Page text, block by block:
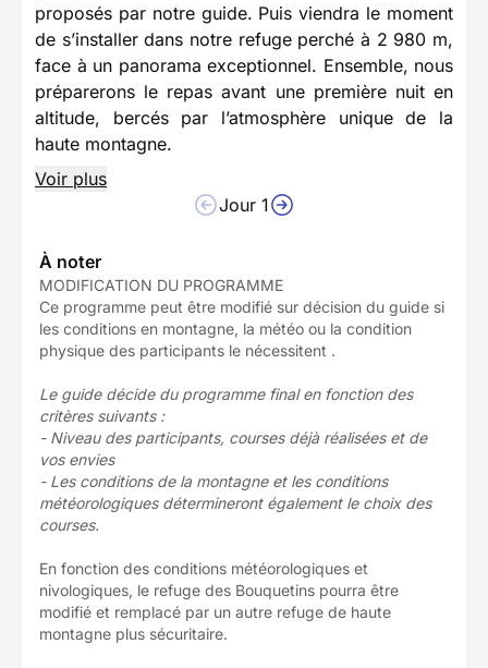
proposés par notre guide. Puis viendra le moment
de s’installer dans notre refuge perché à 2 980 m,
face à un panorama exceptionnel. Ensemble, nous
préparerons le repas avant une première nuit en
altitude, bercés par l’atmosphère unique de la
haute montagne.
Voir plus
Jour 1
À noter
MODIFICATION DU PROGRAMME
Ce programme peut être modifié sur décision du guide si
les conditions en montagne, la météo ou la condition
physique des participants le nécessitent .
Le guide décide du programme final en fonction des
critères suivants :
- Niveau des participants, courses déjà réalisées et de
vos envies
- Les conditions de la montagne et les conditions
météorologiques détermineront également le choix des
courses.
En fonction des conditions météorologiques et
nivologiques, le refuge des Bouquetins pourra être
modifié et remplacé par un autre refuge de haute
montagne plus sécuritaire.